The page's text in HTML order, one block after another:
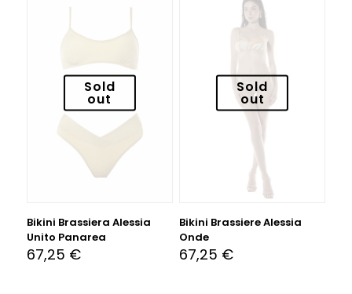
Sold
out
Bikini Brassiera Alessia
Unito Panarea
67,25 €
Sold
out
Bikini Brassiere Alessia
Onde
67,25 €